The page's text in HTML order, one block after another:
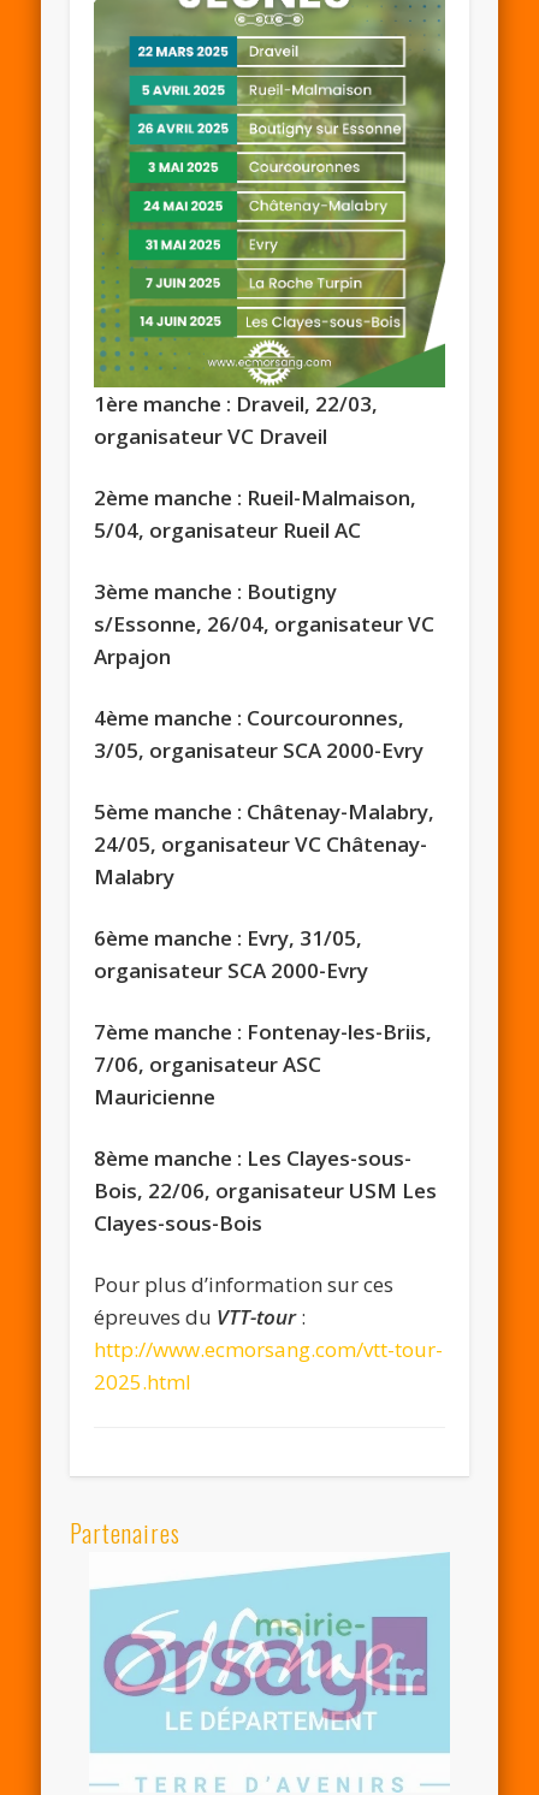
1ère manche : ​Draveil, 22/03,
organisateur VC Draveil
2ème manche : ​Rueil-Malmaison,
5/04, organisateur Rueil AC
​3ème manche : ​Boutigny
s/Essonne, 26/04, organisateur VC
Arpajon
​4ème manche : ​Courcouronnes,
3/05, organisateur SCA 2000-Evry
​5ème manche : Châtenay-Malabry,
24/05, organisateur VC Châtenay-
Malabry
6ème manche : Evry, 31/05, ​
organisateur SCA 2000-Evry
7ème manche : ​Fontenay-les-Briis,
7/06, organisateur ASC
Mauricienne
8ème manche : Les Clayes-sous-
Bois, 22/06, ​organisateur USM Les
Clayes-sous-Bois
Pour plus d’information sur ces
épreuves du VTT-tour:
http://www.ecmorsang.com/vtt-tour-
2025.html
Partenaires